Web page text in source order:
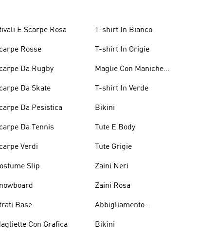
E Scarpe Rosa
Rosse
Da Rugby
Da Skate
Da Pesistica
Da Tennis
Verdi
Slip
Base
Con Grafica
T-shirt In Bianco
T-shirt In Grigie
Maglie Con Maniche
T-shirt In Verde
Bikini
Tute E Body
Tute Grigie
Zaini Neri
Zaini Rosa
Abbigliamento
Bikini